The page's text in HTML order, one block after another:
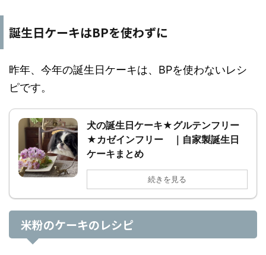
誕生日ケーキはBPを使わずに
昨年、今年の誕生日ケーキは、BPを使わないレシ
ピです。
犬の誕生日ケーキ★グルテンフリー
★カゼインフリー ｜自家製誕生日
ケーキまとめ
続きを見る
米粉のケーキのレシピ